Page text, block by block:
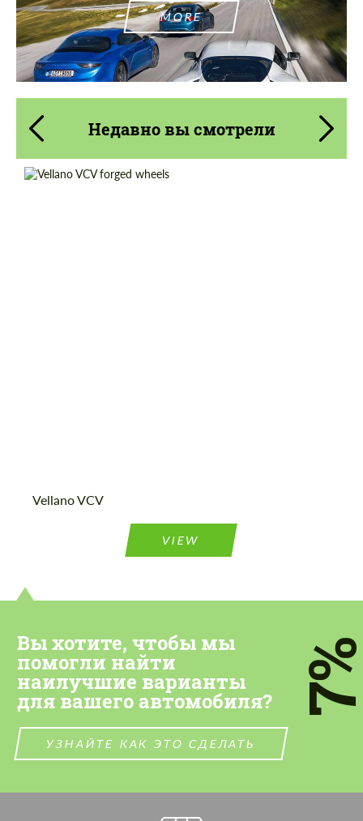
MORE
Недавно вы смотрели
Vellano VCV
VIEW
Вы хотите, чтобы мы
помогли найти
наилучшие варианты
для вашего автомобиля?
УЗНАЙТЕ КАК ЭТО СДЕЛАТЬ